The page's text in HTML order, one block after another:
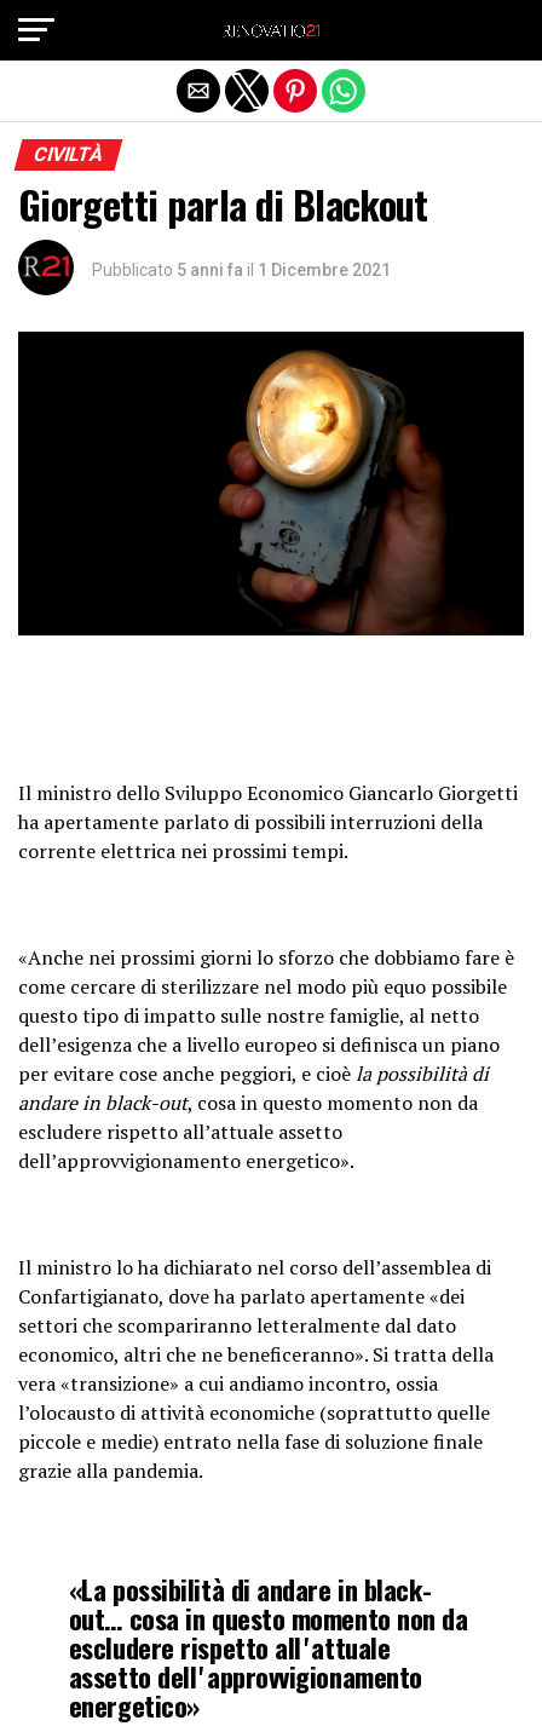
CIVILTÀ
Giorgetti parla di Blackout
Pubblicato 5 anni fa il 1 Dicembre 2021
Il ministro dello Sviluppo Economico Giancarlo Giorgetti
ha apertamente parlato di possibili interruzioni della
corrente elettrica nei prossimi tempi.
«Anche nei prossimi giorni lo sforzo che dobbiamo fare è
come cercare di sterilizzare nel modo più equo possibile
questo tipo di impatto sulle nostre famiglie, al netto
dellʼesigenza che a livello europeo si definisca un piano
per evitare cose anche peggiori, e cioèla possibilità di
andare in black-out, cosa in questo momento non da
escludere rispetto allʼattuale assetto
dellʼapprovvigionamento energetico».
Il ministro lo ha dichiarato nel corso dell’assemblea di
Confartigianato, dove ha parlato apertamente «dei
settori che scompariranno letteralmente dal dato
economico, altri che ne beneficeranno». Si tratta della
vera «transizione» a cui andiamo incontro, ossia
l’olocausto di attività economiche (soprattutto quelle
piccole e medie) entrato nella fase di soluzione finale
grazie alla pandemia.
«La possibilità di andare in black-
out… cosa in questo momento non da
escludere rispetto allʼattuale
assetto dellʼapprovvigionamento
energetico»
Exit mobile version